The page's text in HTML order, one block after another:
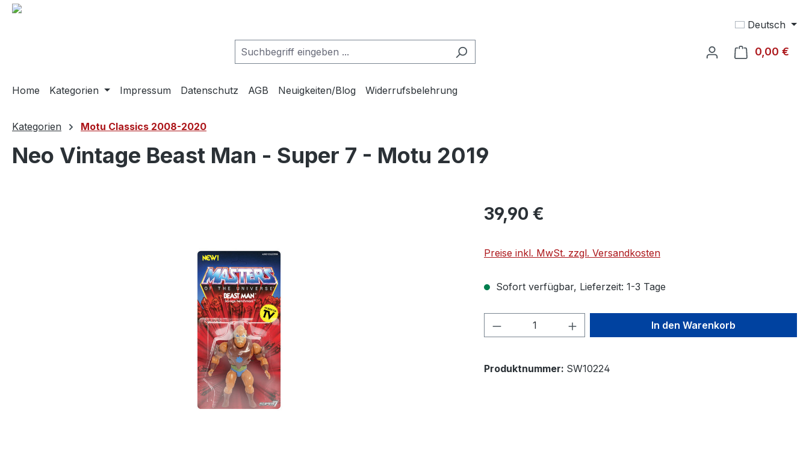
Deutsch
0,00 €
Home Kategorien Impressum Datenschutz AGB Neuigkeiten/Blog Widerrufsbelehrung
Kategorien Motu Classics 2008-2020
Neo Vintage Beast Man - Super 7 - Motu 2019
39,90 €
Preise inkl. MwSt. zzgl. Versandkosten
Sofort verfügbar, Lieferzeit: 1-3 Tage
Produkt Anzahl: Gib den gewünschten Wert
In den Warenkorb
Produktnummer: SW10224